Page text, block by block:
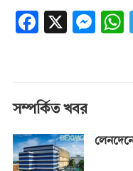
F
o
o
k
X
M
er
সম্পর্কিত খবর